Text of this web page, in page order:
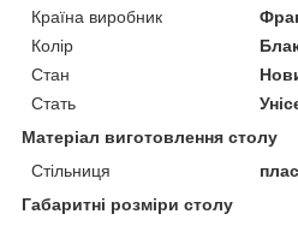
Країна виробник
Колір
Стан
Стать
Матеріал виготовлення столу
Стільниця
Габаритні розміри столу